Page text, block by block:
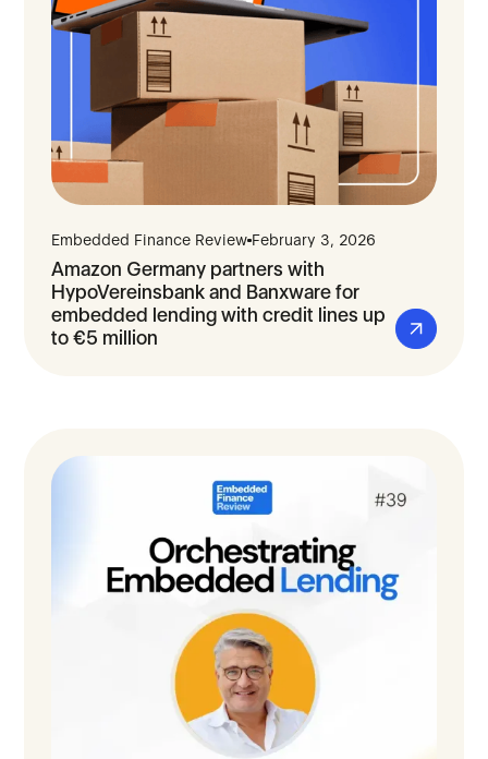
Embedded Finance ReviewFebruary 3, 2026
Amazon Germany partners with
HypoVereinsbank and Banxware for
embedded lending with credit lines up
to €5 million